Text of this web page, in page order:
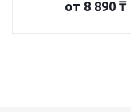
от 8 890 ₸